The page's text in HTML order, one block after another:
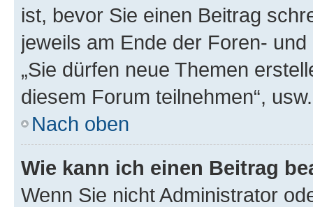
ist, bevor Sie einen Beitrag
jeweils am Ende der Foren-
„Sie dürfen neue Themen
diesem Forum teilnehmen“, usw.
Nach oben
Wie kann ich einen Beitrag
Wenn Sie nicht Administrator